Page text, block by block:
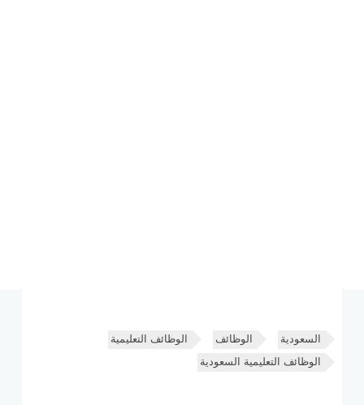
السعودية الوظائف
الوظائف التعليمية
الوظائف التعليمية السعودية